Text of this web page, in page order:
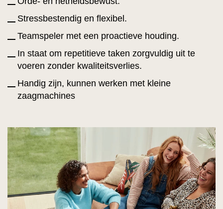
Stressbestendig en flexibel.
Teamspeler met een proactieve houding.
In staat om repetitieve taken zorgvuldig uit te
voeren zonder kwaliteitsverlies.
Handig zijn, kunnen werken met kleine
zaagmachines